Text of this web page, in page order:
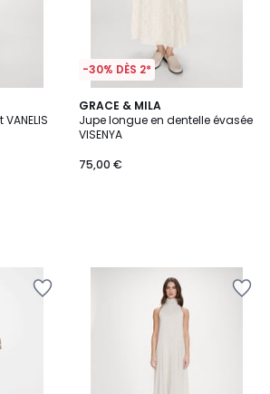
-30% DÈS 2*
GRACE & MILA
Jupe longue en dentelle évasée
VISENYA
75,00 €